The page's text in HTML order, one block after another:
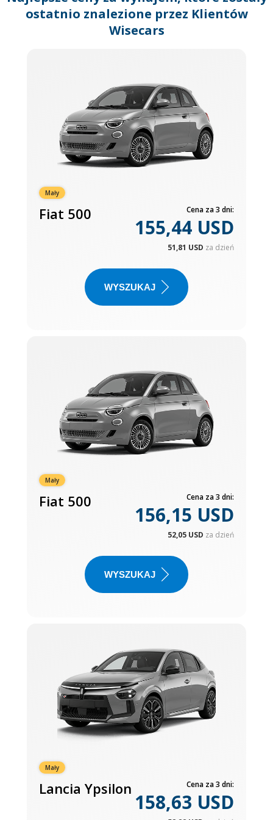
ostatnio znalezione przez Klientów
Wisecars
Mały
Fiat 500 Cena za 3 dni:
155,44 USD
51,81 USD za dzień
WYSZUKAJ
Mały
Fiat 500 Cena za 3 dni:
156,15 USD
52,05 USD za dzień
WYSZUKAJ
Mały
Lancia Ypsilon Cena za 3 dni:
158,63 USD